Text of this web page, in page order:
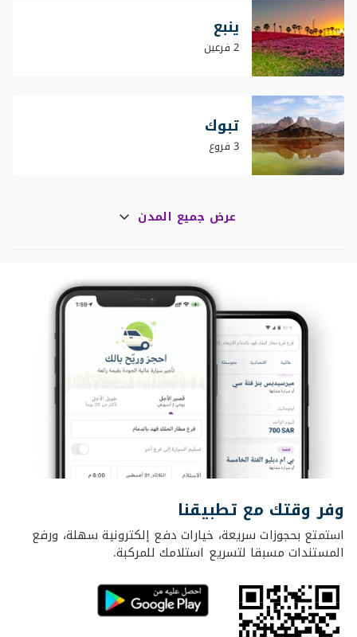
ينبع
2 فرعين
تبوك
3 فروع
عرض جميع المدن
وفر وقتك مع تطبيقنا
استمتع بحجوزات سريعة، خيارات دفع إلكترونية سهلة، ورفع
المستندات مسبقا لتسريع استلامك للمركبة.